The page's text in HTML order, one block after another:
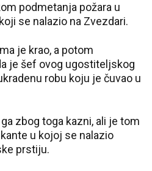
podmetanja požara u
se nalazio na Zvezdari.
je krao, a potom
je šef ovog ugostiteljskog
robu koju je čuvao u
zbog toga kazni, ali je tom
u kojoj se nalazio
prstiju.